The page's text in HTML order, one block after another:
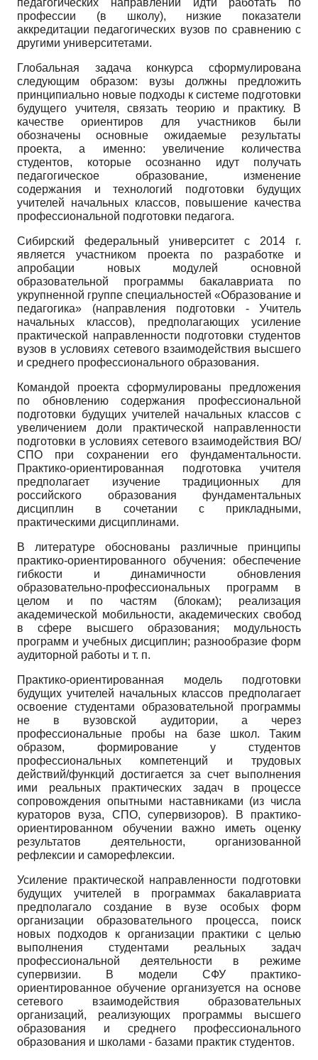
педагогических направлений идти работать по
профессии (в школу), низкие показатели
аккредитации педагогических вузов по сравнению с
другими университетами.
Глобальная задача конкурса сформулирована
следующим образом: вузы должны предложить
принципиально новые подходы к системе подготовки
будущего учителя, связать теорию и практику. В
качестве ориентиров для участников были
обозначены основные ожидаемые результаты
проекта, а именно: увеличение количества
студентов, которые осознанно идут получать
педагогическое образование, изменение
содержания и технологий подготовки будущих
учителей начальных классов, повышение качества
профессиональной подготовки педагога.
Сибирский федеральный университет с 2014 г.
является участником проекта по разработке и
апробации новых модулей основной
образовательной программы бакалавриата по
укрупненной группе специальностей «Образование и
педагогика» (направления подготовки - Учитель
начальных классов), предполагающих усиление
практической направленности подготовки студентов
вузов в условиях сетевого взаимодействия высшего
и среднего профессионального образования.
Командой проекта сформулированы предложения
по обновлению содержания профессиональной
подготовки будущих учителей начальных классов с
увеличением доли практической направленности
подготовки в условиях сетевого взаимодействия ВО/
СПО при сохранении его фундаментальности.
Практико-ориентированная подготовка учителя
предполагает изучение традиционных для
российского образования фундаментальных
дисциплин в сочетании с прикладными,
практическими дисциплинами.
В литературе обоснованы различные принципы
практико-ориентированного обучения: обеспечение
гибкости и динамичности обновления
образовательно-профессиональных программ в
целом и по частям (блокам); реализация
академической мобильности, академических свобод
в сфере высшего образования; модульность
программ и учебных дисциплин; разнообразие форм
аудиторной работы и т. п.
Практико-ориентированная модель подготовки
будущих учителей начальных классов предполагает
освоение студентами образовательной программы
не в вузовской аудитории, а через
профессиональные пробы на базе школ. Таким
образом, формирование у студентов
профессиональных компетенций и трудовых
действий/функций достигается за счет выполнения
ими реальных практических задач в процессе
сопровождения опытными наставниками (из числа
кураторов вуза, СПО, супервизоров). В практико-
ориентированном обучении важно иметь оценку
результатов деятельности, организованной
рефлексии и саморефлексии.
Усиление практической направленности подготовки
будущих учителей в программах бакалавриата
предполагало создание в вузе особых форм
организации образовательного процесса, поиск
новых подходов к организации практики с целью
выполнения студентами реальных задач
профессиональной деятельности в режиме
супервизии. В модели СФУ практико-
ориентированное обучение организуется на основе
сетевого взаимодействия образовательных
организаций, реализующих программы высшего
образования и среднего профессионального
образования и школами - базами практик студентов.